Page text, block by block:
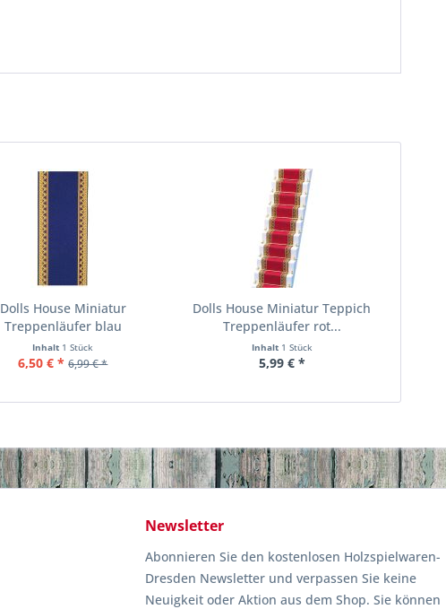
Dolls House Miniatur
Treppenläufer blau
Inhalt 1 Stück
6,50 € * 6,99 € *
Dolls House Miniatur Teppich
Treppenläufer rot...
Inhalt 1 Stück
5,99 € *
Newsletter
Abonnieren Sie den kostenlosen Holzspielwaren-
Dresden Newsletter und verpassen Sie keine
Neuigkeit oder Aktion aus dem Shop. Sie können